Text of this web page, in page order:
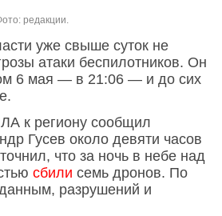
редакции.
уже свыше суток не
атаки беспилотников. Он
6 мая — в 21:06 — и до сих
к региону сообщил
Гусев около девяти часов
что за ночь в небе над
сбили семь дронов. По
разрушений и